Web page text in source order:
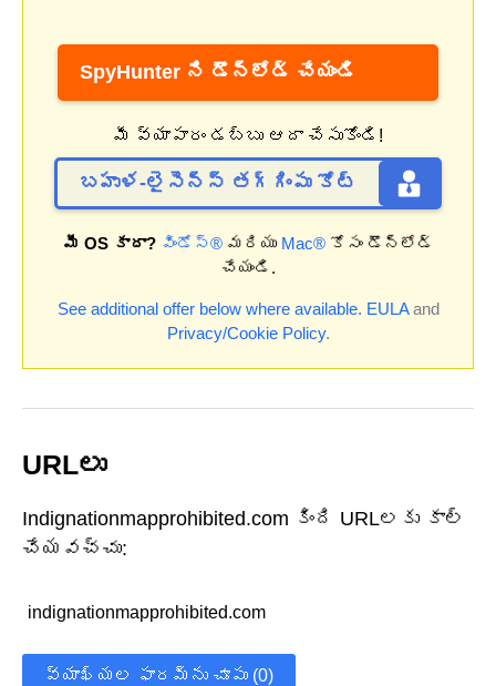
SpyHunter ని డౌన్‌లోడ్ చేయండి
మీ వ్యాపారం డబ్బు ఆదా చేసుకోండి!
బహుళ-లైసెన్స్ తగ్గింపు కోట్
మీ OS కాదా? విండోస్®మరియు Mac®కోసం డౌన్‌లోడ్
చేయండి.
See additional offer below where available. EULAand
Privacy/Cookie Policy.
URLలు
Indignationmapprohibited.com కింది URLలకు కాల్
చేయవచ్చు:
indignationmapprohibited.com
వ్యాఖ్యల ఫారమ్‌ను చూపు (0)